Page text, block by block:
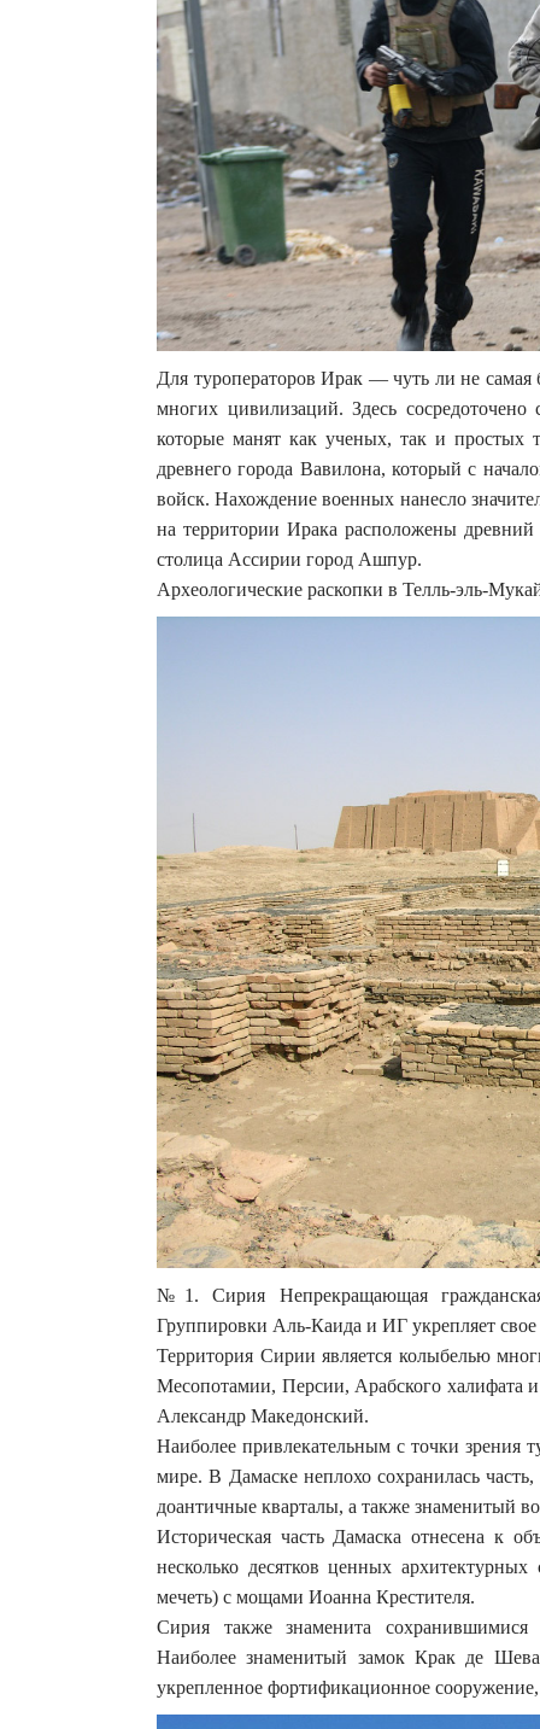
Для туроператоров Ирак — чуть ли не
многих цивилизаций. Здесь сосредоточено
которые манят как ученых, так и простых
древнего города Вавилона, который с
войск. Нахождение военных нанесло
на территории Ирака расположены
столица Ассирии город Ашпур.
Археологические раскопки в Телль-эль-
№1. Сирия Непрекращающая
Группировки Аль-Каида и ИГ укрепляет
Территория Сирии является колыбелью
Месопотамии, Персии, Арабского халифата
Александр Македонский.
Наиболее привлекательным с точки зрения
мире. В Дамаске неплохо сохранилась
доантичные кварталы, а также знаменитый
Историческая часть Дамаска отнесена к
несколько десятков ценных
мечеть) с мощами Иоанна Крестителя.
Сирия также знаменита
Наиболее знаменитый замок Крак де
укрепленное фортификационное